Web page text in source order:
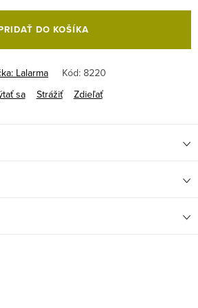
DO KOŠÍKA
Lalarma Kód: 8220
sa
Strážiť Zdieľať